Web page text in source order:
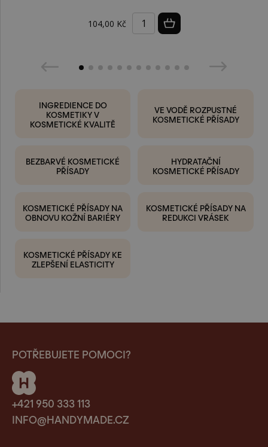
104,00 Kč
INGREDIENCE DO
KOSMETIKY V
KOSMETICKÉ KVALITĚ
VE VODĚ ROZPUSTNÉ
KOSMETICKÉ PŘÍSADY
BEZBARVÉ KOSMETICKÉ
PŘÍSADY
HYDRATAČNÍ
KOSMETICKÉ PŘÍSADY
KOSMETICKÉ PŘÍSADY NA
OBNOVU KOŽNÍ BARIÉRY
KOSMETICKÉ PŘÍSADY NA
REDUKCI VRÁSEK
KOSMETICKÉ PŘÍSADY KE
ZLEPŠENÍ ELASTICITY
POTŘEBUJETE POMOCI?
+421 950 333 113
INFO@HANDYMADE.CZ